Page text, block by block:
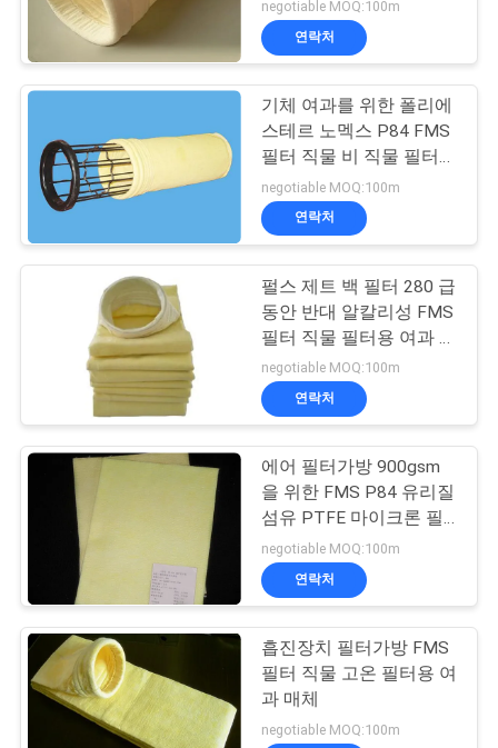
하
다
맵
PRIVACY
POLICY
가방 필터 케이지
PTFE 여과포
직물 필터 직물
24
negotiable MOQ:100m
연락처
기체 여과를 위한 폴리에
스테르 노멕스 P84 FMS
필터 직물 비 직물 필터
직물
negotiable MOQ:100m
연락처
펄스 제트 백 필터 280 급
동안 반대 알칼리성 FMS
필터 직물 필터용 여과 매
체
negotiable MOQ:100m
연락처
에어 필터가방 900gsm
을 위한 FMS P84 유리질
섬유 PTFE 마이크론 필
터 직물
negotiable MOQ:100m
연락처
흡진장치 필터가방 FMS
필터 직물 고온 필터용 여
과 매체
negotiable MOQ:100m